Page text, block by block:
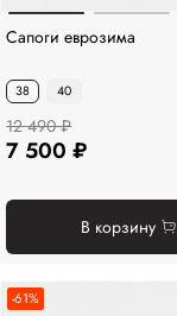
Сапоги еврозима
38 40
12 490 ₽
7 500 ₽
В корзину
-61%